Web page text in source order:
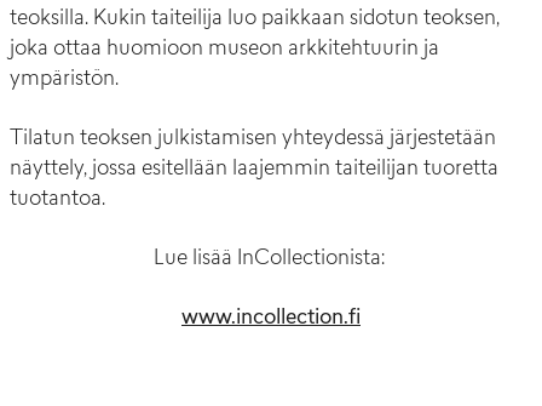
teoksilla. Kukin taiteilija luo paikkaan sidotun teoksen,
joka ottaa huomioon museon arkkitehtuurin ja
ympäristön.
Tilatun teoksen julkistamisen yhteydessä järjestetään
näyttely, jossa esitellään laajemmin taiteilijan tuoretta
tuotantoa.
Lue lisää InCollectionista:
www.incollection.fi